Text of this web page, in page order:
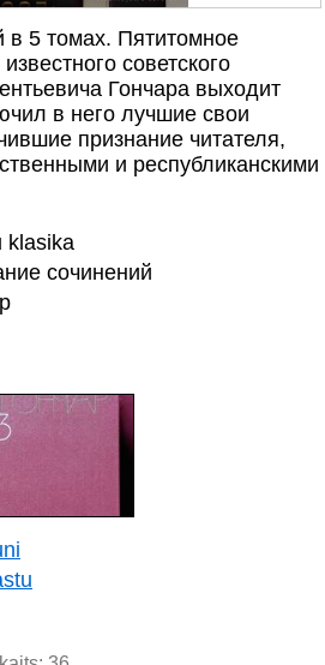
в 5 томах. Пятитомное
советского
Гончара выходит
в него лучшие свои
признание читателя,
и республиканскими
klasika
сочинений